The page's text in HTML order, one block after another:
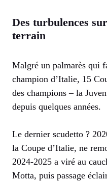
Des turbulences
terrain
Malgré un palmarès qui
champion d’Italie, 15
des champions – la
depuis quelques années.
Le dernier scudetto ?
la Coupe d’Italie, ne
2024-2025 a viré au
Motta, puis passage